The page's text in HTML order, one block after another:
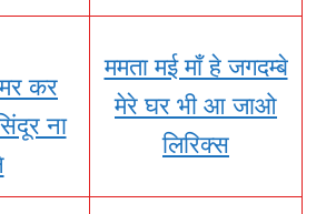
कर
ना
ममता मई माँ हे जगदम्बे
मेरे घर भी आ जाओ
लिरिक्स